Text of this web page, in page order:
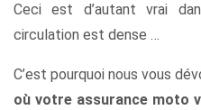
Ceci est d’autant vrai
circulation est dense …
C’est pourquoi nous vous
où votre assurance moto